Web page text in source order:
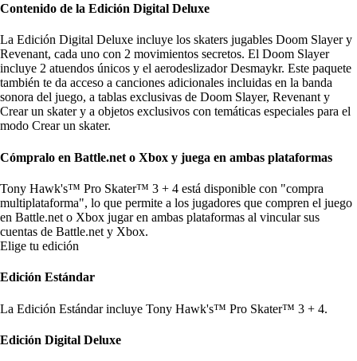
Contenido de la Edición Digital Deluxe
La Edición Digital Deluxe incluye los skaters jugables Doom Slayer y
Revenant, cada uno con 2 movimientos secretos. El Doom Slayer
incluye 2 atuendos únicos y el aerodeslizador Desmaykr. Este paquete
también te da acceso a canciones adicionales incluidas en la banda
sonora del juego, a tablas exclusivas de Doom Slayer, Revenant y
Crear un skater y a objetos exclusivos con temáticas especiales para el
modo Crear un skater.
Cómpralo en Battle.net o Xbox y juega en ambas plataformas
Tony Hawk's™ Pro Skater™ 3 + 4 está disponible con "compra
multiplataforma", lo que permite a los jugadores que compren el juego
en Battle.net o Xbox jugar en ambas plataformas al vincular sus
cuentas de Battle.net y Xbox.
Elige tu edición
Edición Estándar
La Edición Estándar incluye Tony Hawk's™ Pro Skater™ 3 + 4.
Edición Digital Deluxe